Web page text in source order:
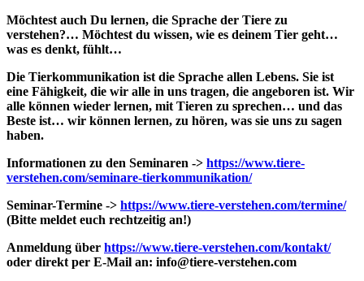
Möchtest auch Du lernen, die Sprache der Tiere zu
verstehen?… Möchtest du wissen, wie es deinem Tier geht…
was es denkt, fühlt…
Die Tierkommunikation ist die Sprache allen Lebens. Sie ist
eine Fähigkeit, die wir alle in uns tragen, die angeboren ist. Wir
alle können wieder lernen, mit Tieren zu sprechen… und das
Beste ist… wir können lernen, zu hören, was sie uns zu sagen
haben.
Informationen zu den Seminaren -> https://www.tiere-
verstehen.com/seminare-tierkommunikation/
Seminar-Termine -> https://www.tiere-verstehen.com/termine/
(Bitte meldet euch rechtzeitig an!)
Anmeldung über https://www.tiere-verstehen.com/kontakt/
oder direkt per E-Mail an: info@tiere-verstehen.com